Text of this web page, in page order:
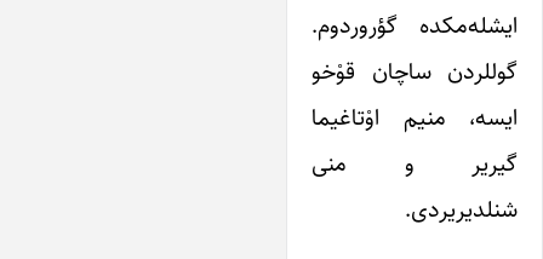
ایشله‌مکده گؤروردوم.
گوللردن ساچان قوْخو
ایسه، منیم اوْتاغیما
گیریر و منی
شنلدیریردی.